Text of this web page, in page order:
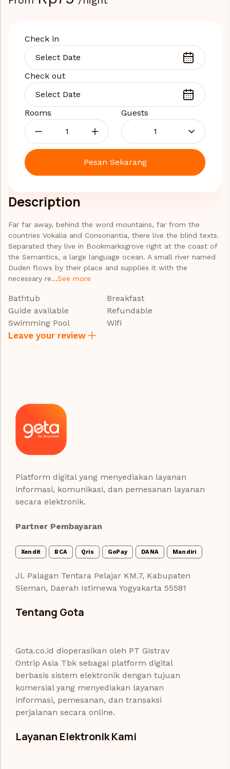
Check in
Check out
Rooms
Guests
1
Pesan Sekarang
Description
Far far away, behind the word mountains, far from the
countries Vokalia and Consonantia, there live the blind texts.
Separated they live in Bookmarksgrove right at the coast of
the Semantics, a large language ocean. A small river named
Duden flows by their place and supplies it with the
necessary re...See more
Bathtub
Breakfast
Guide available
Refundable
Swimming Pool
Wifi
Leave your review
Platform digital yang menyediakan layanan
informasi, komunikasi, dan pemesanan layanan
secara elektronik.
Partner Pembayaran
Xendit BCA Qris GoPay DANA Mandiri
Jl. Palagan Tentara Pelajar KM.7, Kabupaten
Sleman, Daerah Istimewa Yogyakarta 55581
Tentang Gota
Gota.co.id dioperasikan oleh PT Gistrav
Ontrip Asia Tbk sebagai platform digital
berbasis sistem elektronik dengan tujuan
komersial yang menyediakan layanan
informasi, pemesanan, dan transaksi
perjalanan secara online.
Layanan Elektronik Kami